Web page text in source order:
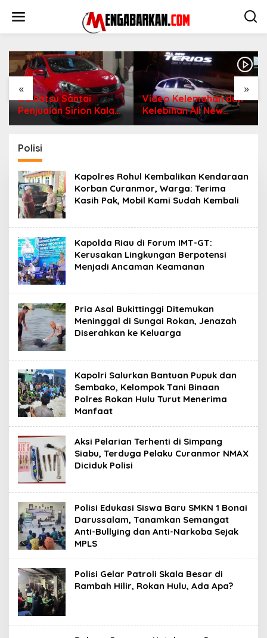
« »
Daihatsu Santai
Penjualan Sirion Kalah
Jauh dari Mobil LCGC
Video Kelemahan dan
Kelebihan All New
Polisi
Kapolres Rohul Kembalikan Kendaraan
Korban Curanmor, Warga: Terima
Kasih Pak, Mobil Kami Sudah Kembali
Kapolda Riau di Forum IMT-GT:
Kerusakan Lingkungan Berpotensi
Menjadi Ancaman Keamanan
Pria Asal Bukittinggi Ditemukan
Meninggal di Sungai Rokan, Jenazah
Diserahkan ke Keluarga
Kapolri Salurkan Bantuan Pupuk dan
Sembako, Kelompok Tani Binaan
Polres Rokan Hulu Turut Menerima
Manfaat
Aksi Pelarian Terhenti di Simpang
Siabu, Terduga Pelaku Curanmor NMAX
Diciduk Polisi
Polisi Edukasi Siswa Baru SMKN 1 Bonai
Darussalam, Tanamkan Semangat
Anti-Bullying dan Anti-Narkoba Sejak
MPLS
Polisi Gelar Patroli Skala Besar di
Rambah Hilir, Rokan Hulu, Ada Apa?